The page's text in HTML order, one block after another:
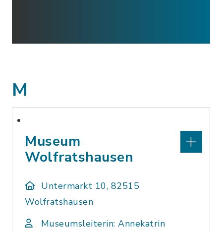
M
Museum
Wolfratshausen
Untermarkt 10, 82515
Wolfratshausen
Museumsleiterin: Annekatrin